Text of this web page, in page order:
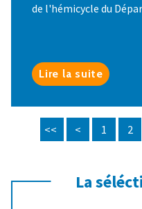
de l'hémicycle du
Lire la suite
<< < 1 2
La